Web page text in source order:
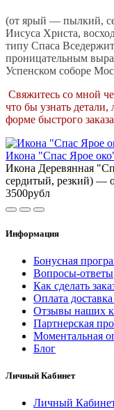
(от ярый — пылкий,
Иисуса Христа,
типу Спаса
проницательным
Успенском соборе
Свяжитесь со мной
что бы узнать детали,
форме быстрого
Икона "Спас Ярое
Икона Деревянная
сердитый, резкий) —
3500рубл
Информация
Бонусная
Вопросы-ответы
Как сделать
Оплата доставка
Отзывы наших
Партнерская
Моментальная
Блог
Личный Кабинет
Личный